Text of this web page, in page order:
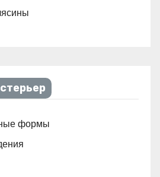
формы